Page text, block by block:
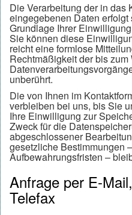
Die Verarbeitung der in das
eingegebenen Daten
Grundlage Ihrer
Sie können diese
reicht eine formlose
Rechtmäßigkeit der bis zum
unberührt.
Die von Ihnen im
verbleiben bei uns, bis Sie
Ihre Einwilligung zur
Zweck für die
abgeschlossener
gesetzliche Bestimmungen
Aufbewahrungsfristen –
Anfrage per E-
Telefax